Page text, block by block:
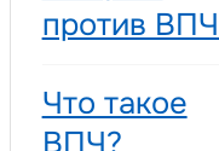
Кому
пройти
Что
против
Что такое